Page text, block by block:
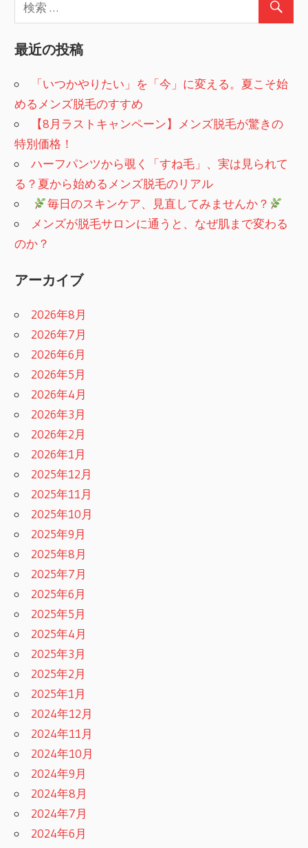
最近の投稿
「いつかやりたい」を「今」に変える。夏こそ始
めるメンズ脱毛のすすめ
【8月ラストキャンペーン】メンズ脱毛が驚きの
特別価格！
ハーフパンツから覗く「すね毛」、実は見られて
る？夏から始めるメンズ脱毛のリアル
毎日のスキンケア、見直してみませんか？
メンズが脱毛サロンに通うと、なぜ肌まで変わる
のか？
アーカイブ
2026年8月
2026年7月
2026年6月
2026年5月
2026年4月
2026年3月
2026年2月
2026年1月
2025年12月
2025年11月
2025年10月
2025年9月
2025年8月
2025年7月
2025年6月
2025年5月
2025年4月
2025年3月
2025年2月
2025年1月
2024年12月
2024年11月
2024年10月
2024年9月
2024年8月
2024年7月
2024年6月